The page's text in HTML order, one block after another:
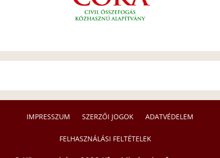
IMPRESSZUM SZERZŐI JOGOK ADATVÉDELEM
FELHASZNÁLÁSI FELTÉTELEK